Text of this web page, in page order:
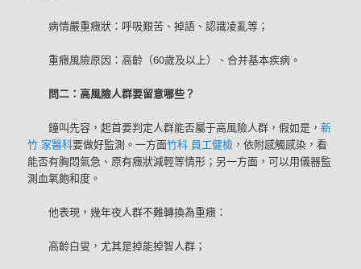
病情嚴重癥狀：呼吸艱苦、掉語、認識凌亂等；
重癥風險原因：高齡（60歲及以上）、合并基本疾病。
問二：高風險人群要留意哪些？
鐘叫先容，起首要判定人群能否屬于高風險人群，假如是，新
竹 家醫科要做好監測。一方面竹科 員工健檢 ，依附感觸感染，看
能否有胸悶氣急、原有癥狀減輕等情形；另一方面，可以用儀器監
測血氧飽和度。
他表現，幾年夜人群不難轉換為重癥：
高齡白叟，尤其是掉能掉智人群；